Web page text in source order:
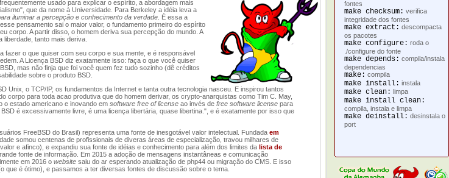
usado para explicar o espírito, a abordagem mais
que da nome à Universidade. Para Berkeley a idéia leva a
iluminar a percepção e conhecimento da verdade . É essa a
pensamento sai o maior valor, o fundamento primeiro do espírito
corpo. A partir disso, o homem deriva sua percepção do mundo. A
tanto mais deriva.
fazer o que quiser com seu corpo e sua mente, e é responsável
A Licença BSD diz exatamente isso: faça o que você quiser
mas não finja que foi você quem fez tudo sozinho (dê créditos
sobre o produto BSD.
Unix, o TCP/IP, os fundamentos da Internet e tanta outra tecnologia nasceu. E inspirou tantos
corpo para toda acao produtiva que do homem derivar, os crypto-anarquistas como Tim C. May,
o estado americano e inovando em software free of license ao invés de free software license para
BSD é excessivamente livre, é uma licença libertária, quase libertina.", e é exatamente por isso que
FreeBSD do Brasil) representa uma fonte de inesgotável valor intelectual. Fundada em
somou centenas de profissionais de diveras áreas de especialização, travou milhares de
e afinco), e expandiu sua fonte de idéias e conhecimento para além dos limites da lista de
fonte de informação. Em 2015 a adoção de mensagens instantâneas e comunicação
em 2016 o website saiu do ar esperando atualização de php44 ou migração do CMS. E isso
é ótimo), e passamos a ter diversas fontes de discussão sobre o tema.
fontes
make checksum: verifica
integridade dos fontes
make extract: descompacta
os pacotes
make configure: roda o
./configure do fonte
make depends: compila/instala
dependencias
make: compila
make install: instala
make clean: limpa
make install clean:
compila, instala e limpa
make deinstall: desinstala o
port